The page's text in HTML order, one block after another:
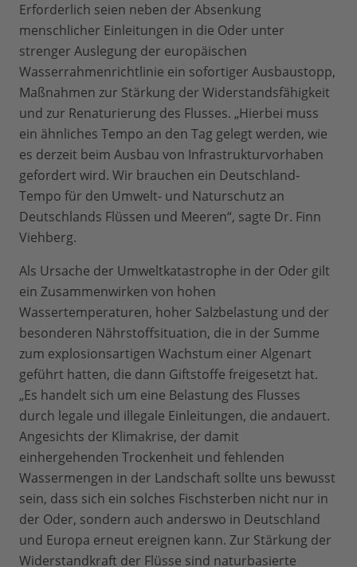
Erforderlich seien neben der Absenkung
menschlicher Einleitungen in die Oder unter
strenger Auslegung der europäischen
Wasserrahmenrichtlinie ein sofortiger Ausbaustopp,
Maßnahmen zur Stärkung der Widerstandsfähigkeit
und zur Renaturierung des Flusses. „Hierbei muss
ein ähnliches Tempo an den Tag gelegt werden, wie
es derzeit beim Ausbau von Infrastrukturvorhaben
gefordert wird. Wir brauchen ein Deutschland-
Tempo für den Umwelt- und Naturschutz an
Deutschlands Flüssen und Meeren“, sagte Dr. Finn
Viehberg.
Als Ursache der Umweltkatastrophe in der Oder gilt
ein Zusammenwirken von hohen
Wassertemperaturen, hoher Salzbelastung und der
besonderen Nährstoffsituation, die in der Summe
zum explosionsartigen Wachstum einer Algenart
geführt hatten, die dann Giftstoffe freigesetzt hat.
„Es handelt sich um eine Belastung des Flusses
durch legale und illegale Einleitungen, die andauert.
Angesichts der Klimakrise, der damit
einhergehenden Trockenheit und fehlenden
Wassermengen in der Landschaft sollte uns bewusst
sein, dass sich ein solches Fischsterben nicht nur in
der Oder, sondern auch anderswo in Deutschland
und Europa erneut ereignen kann. Zur Stärkung der
Widerstandkraft der Flüsse sind naturbasierte